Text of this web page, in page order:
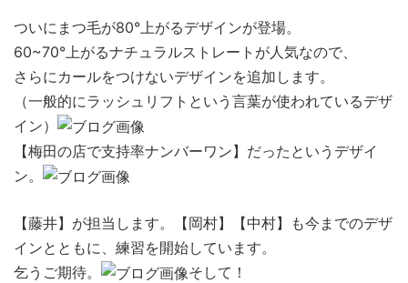
ついにまつ毛が80°上がるデザインが登場。
60~70°上がるナチュラルストレートが人気なので、
さらにカールをつけないデザインを追加します。
（一般的にラッシュリフトという言葉が使われているデザ
イン）
【梅田の店で支持率ナンバーワン】だったというデザイ
ン。
【藤井】が担当します。【岡村】【中村】も今までのデザ
インとともに、練習を開始しています。
乞うご期待。
そして！